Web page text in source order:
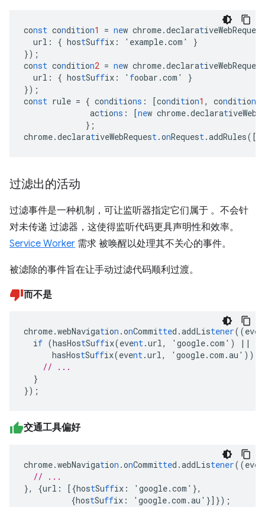
const condition1 = new chrome.declarativeWebReques
url : { hostSuffix : 'example.com'
}
});
const condition2 = new chrome.declarativeWebReques
url : { hostSuffix : ' foobar.com'
}
});
const rule = { conditions : [condition1 , condition
actions : [new chrome.declarat
} ;
chrome.declarativeWebRequest .onRequest .addRules( [
过滤出的活动
过滤事件是一种机制，可让监听器指定它们属于 。不会针
对未传递 过滤器，这使得监听代码更具声明性和效率。
Service Worker 需求 被唤醒以处理其不关心的事件。
被滤除的事件旨在让手动过滤代码顺利过渡。
而不是
chrome.webNavigation .onCommitted.addListener((eve
if (hasHostSuffix(event.url, 'google.com')
||
hasHostSuffix(event.url, 'google.com.au'))
// ...
}
});
交通工具偏好
chrome.webNavigation .onCommitted.addListener((eve
// ...
},
{url : [{hostSuffix : 'google.com' },
{hostSuffix : 'google.com.au' }]});